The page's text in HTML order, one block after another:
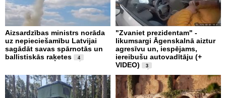
Aizsardzības ministrs norāda
uz nepieciešamību Latvijai
sagādāt savas spārnotās un
ballistiskās raķetes
4
"Zvaniet prezidentam" -
likumsargi Āgenskalnā aiztur
agresīvu un, iespējams,
iereibušu autovadītāju (+
VIDEO)
3